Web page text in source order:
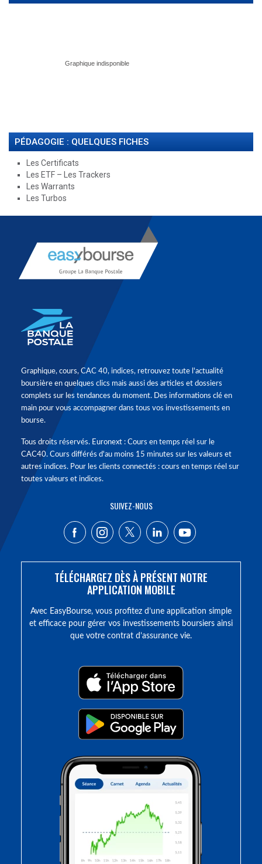
PÉDAGOGIE : QUELQUES FICHES
Les Certificats
Les ETF – Les Trackers
Les Warrants
Les Turbos
Graphique, cours, CAC 40, indices, retrouvez toute l'actualité
boursière en quelques clics mais aussi des articles et dossiers
complets sur les tendances du moment. Des informations clé en
main pour vous accompagner dans tous vos investissements en
bourse.
Tous droits réservés. Euronext : Cours en temps réel sur le
CAC40. Cours différés d'au moins 15 minutes sur les valeurs et
autres indices. Pour les clients connectés : cours en temps réel sur
toutes valeurs et indices.
SUIVEZ-NOUS
TÉLÉCHARGEZ DÈS À PRÉSENT NOTRE
APPLICATION MOBILE
Avec EasyBourse, vous profitez d’une application simple
et efficace pour gérer vos investissements boursiers ainsi
que votre contrat d’assurance vie.